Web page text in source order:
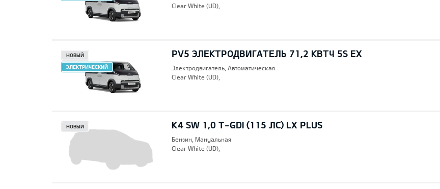
Clear White (UD),
PV5 ЭЛЕКТРОДВИГАТЕЛЬ 71,2 КВТЧ 5S EX
НОВЫЙ
ЭЛЕКТРИЧЕСКИЙ
Электродвигатель, Автоматическая
Clear White (UD),
K4 SW 1,0 T-GDI (115 ЛС) LX PLUS
НОВЫЙ
Бензин, Mануальная
Clear White (UD),